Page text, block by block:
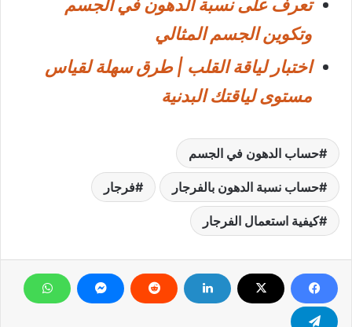
تعرف على نسبة الدهون في الجسم
وتكوين الجسم المثالي
اختبار لياقة القلب | طرق سهلة لقياس
مستوى لياقتك البدنية
حساب الدهون في الجسم
حساب نسبة الدهون بالفرجار فرجار
كيفية استعمال الفرجار